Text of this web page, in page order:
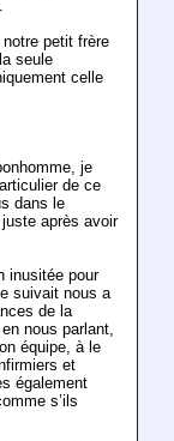
petit frère
seule
celle
je
de ce
dans le
après avoir
inusitée pour
suivait nous a
de la
nous parlant,
équipe, à le
et
également
s’ils